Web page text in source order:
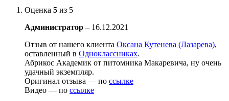
Оценка 5 из 5
Администратор – 16.12.2021
Отзыв от нашего клиента Оксана Кутенева (Лазарева),
оставленный в Одноклассниках.
Абрикос Академик от питомника Макаревича, ну очень
удачный экземпляр.
Оригинал отзыва — по ссылке
Видео — по ссылке